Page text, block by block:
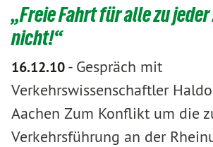
„Freie Fahrt für alle zu
nicht!“
16.12.10- Gespräch mit
Verkehrswissenschaftler
Aachen Zum Konflikt um die
Verkehrsführung an der